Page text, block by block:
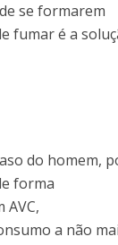
se formarem
fumar é a
do homem,
forma
a não